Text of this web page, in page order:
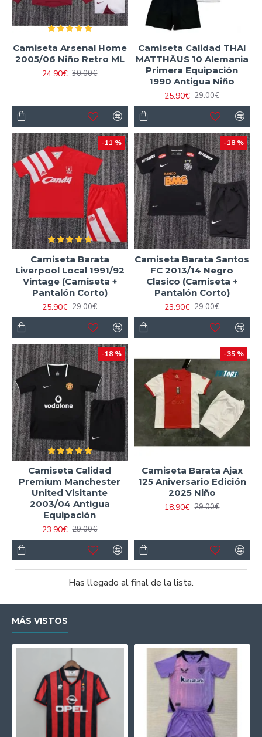
Camiseta Arsenal Home
2005/06 Niño Retro ML
24.90€ 30.00€
Camiseta Calidad THAI
MATTHÄUS 10 Alemania
Primera Equipación
1990 Antigua Niño
25.90€ 29.00€
-11 %
Camiseta Barata
Liverpool Local 1991/92
Vintage (Camiseta +
Pantalón Corto)
25.90€ 29.00€
-18 %
Camiseta Barata Santos
FC 2013/14 Negro
Clasico (Camiseta +
Pantalón Corto)
23.90€ 29.00€
-18 %
Camiseta Calidad
Premium Manchester
United Visitante
2003/04 Antigua
Equipación
23.90€ 29.00€
-35 %
Camiseta Barata Ajax
125 Aniversario Edición
2025 Niño
18.90€ 29.00€
Has llegado al final de la lista.
MÁS VISTOS